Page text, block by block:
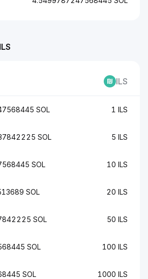
ILS
SOL 1 ILS
SOL 5 ILS
SOL 10 ILS
SOL 20 ILS
SOL 50 ILS
SOL 100 ILS
SOL 1000 ILS